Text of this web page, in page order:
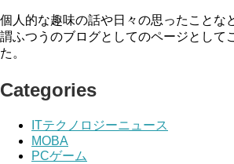
個人的な趣味の話や日々の思ったことな
謂ふつうのブログとしてのページとして
た。
Categories
ITテクノロジーニュース
MOBA
PCゲーム